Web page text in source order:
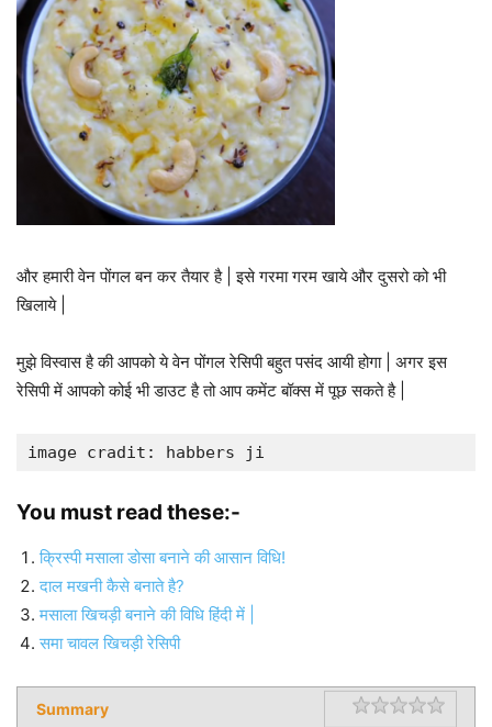
और हमारी वेन पोंगल बन कर तैयार है | इसे गरमा गरम खाये और दुसरो को भी
खिलाये |
मुझे विस्वास है की आपको ये वेन पोंगल रेसिपी बहुत पसंद आयी होगा | अगर इस
रेसिपी में आपको कोई भी डाउट है तो आप कमेंट बॉक्स में पूछ सकते है |
image cradit: habbers ji
You must read these:-
क्रिस्पी मसाला डोसा बनाने की आसान विधि!
दाल मखनी कैसे बनाते है?
मसाला खिचड़ी बनाने की विधि हिंदी में |
समा चावल खिचड़ी रेसिपी
Summary Rating